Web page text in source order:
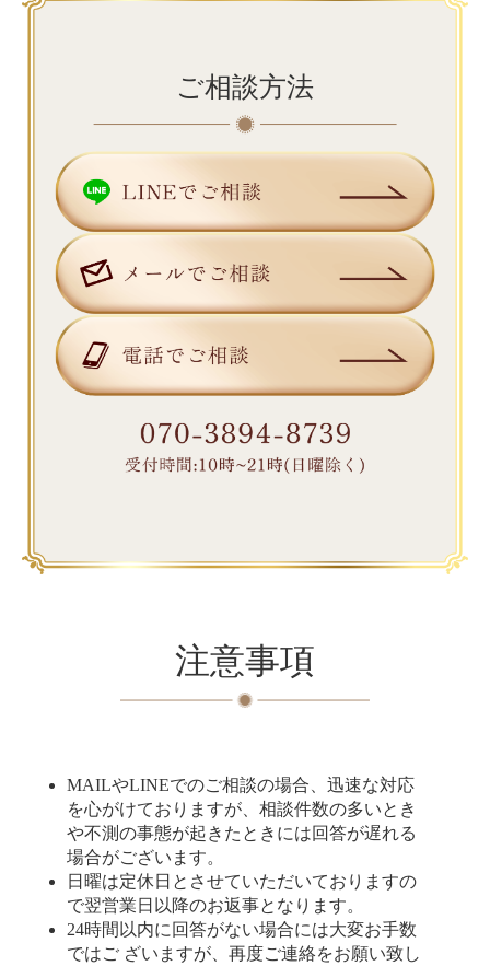
ご相談方法
注意事項
MAILやLINEでのご相談の場合、迅速な対応
を心がけておりますが、相談件数の多いとき
や不測の事態が起きたときには回答が遅れる
場合がございます。
日曜は定休日とさせていただいておりますの
で翌営業日以降のお返事となります。
24時間以内に回答がない場合には大変お手数
ではご ざいますが、再度ご連絡をお願い致し